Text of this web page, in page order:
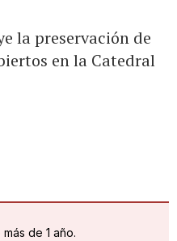
la preservación de
en la Catedral
de 1 año.